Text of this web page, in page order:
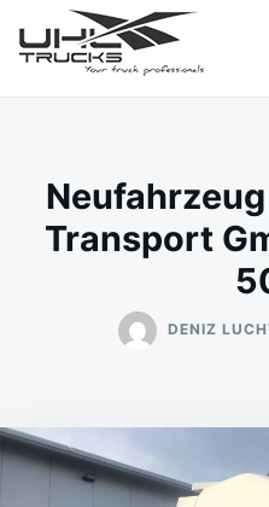
Search
for:
Transport
DENIZ